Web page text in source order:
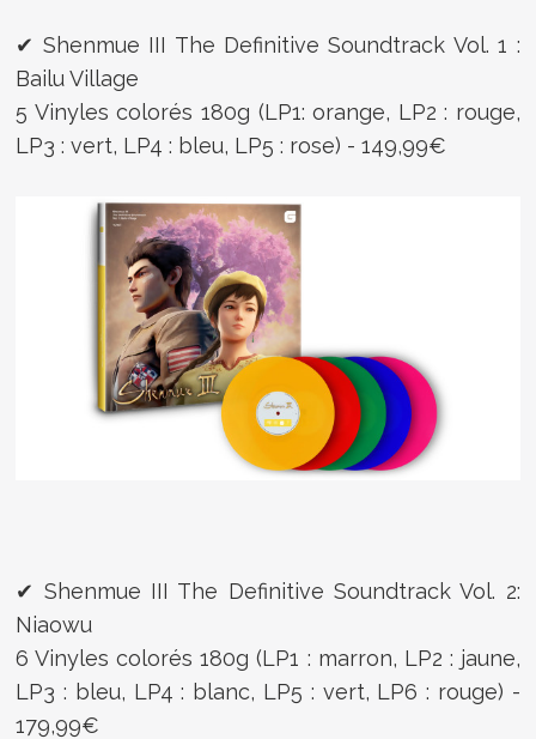
✔ Shenmue III The Definitive Soundtrack Vol. 1 :
Bailu Village
5 Vinyles colorés 180g (LP1: orange, LP2 : rouge,
LP3 : vert, LP4 : bleu, LP5 : rose) - 149,99€
✔ Shenmue III The Definitive Soundtrack Vol. 2:
Niaowu
6 Vinyles colorés 180g (LP1 : marron, LP2 : jaune,
LP3 : bleu, LP4 : blanc, LP5 : vert, LP6 : rouge) -
179,99€